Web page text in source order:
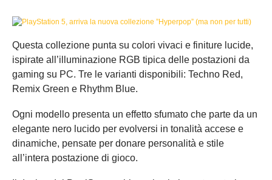
Questa collezione punta su colori vivaci e finiture lucide,
ispirate all’illuminazione RGB tipica delle postazioni da
gaming su PC. Tre le varianti disponibili: Techno Red,
Remix Green e Rhythm Blue.
Ogni modello presenta un effetto sfumato che parte da un
elegante nero lucido per evolversi in tonalità accese e
dinamiche, pensate per donare personalità e stile
all’intera postazione di gioco.